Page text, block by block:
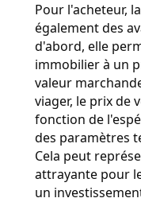
Pour l'acheteur,
également des
d'abord, elle
immobilier à un
valeur
viager, le prix de
fonction de
des paramètres
Cela peut
attrayante pour
un